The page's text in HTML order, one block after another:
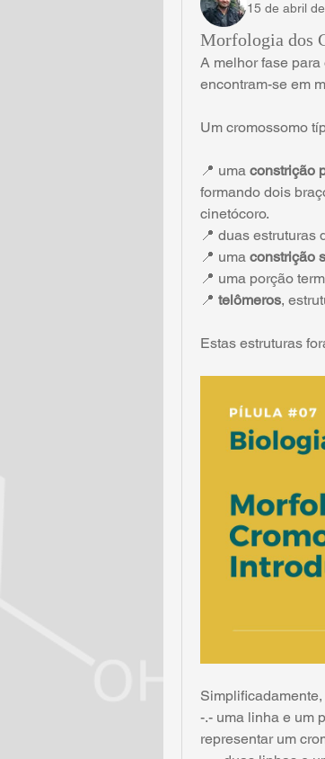
15 de abril
Morfologia dos
A melhor fase
encontram-se em
Um cromossomo
📍 uma constrição
formando dois
cinetócoro.
📍 duas estruturas
📍 uma constrição
📍 uma porção
📍 telômeros,
Estas estruturas
-.- uma linha e um
representar um